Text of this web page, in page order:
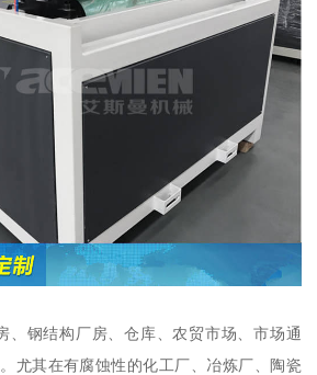
、钢结构厂房、仓库、农贸市场、市场通
尤其在有腐蚀性的化工厂、冶炼厂、陶瓷